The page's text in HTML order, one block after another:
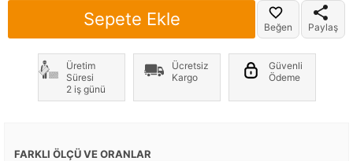
Sepete Ekle Beğen Paylaş
Üretim
Süresi
2 iş günü
Ücretsiz
Kargo
Güvenli
Ödeme
FARKLI ÖLÇÜ VE ORANLAR